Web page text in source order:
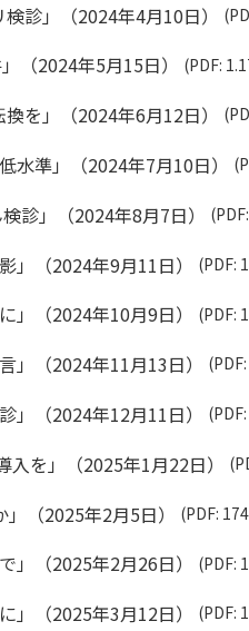
診」（2024年4月10日）
（2024年5月15日） (PDF:
を」（2024年6月12日）
水準」（2024年7月10日）
診」（2024年8月7日）
」（2024年9月11日） (PDF:
」（2024年10月9日） (PDF:
」（2024年11月13日）
」（2024年12月11日）
を」（2025年1月22日）
（2025年2月5日） (PDF:
」（2025年2月26日） (PDF:
」（2025年3月12日） (PDF: